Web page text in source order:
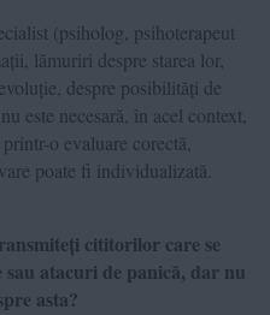
(psiholog, psihoterapeut
lămuriri despre starea lor,
despre posibilități de
este necesară, în acel context,
o evaluare corectă,
poate fi individualizată.
cititorilor care se
atacuri de panică, dar nu
asta?